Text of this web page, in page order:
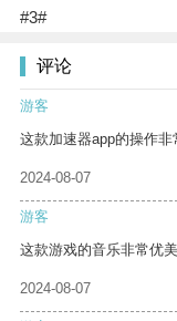
#3#
评论
游客
这款加速器app的操作非
2024-08-07
游客
这款游戏的音乐非常优
2024-08-07